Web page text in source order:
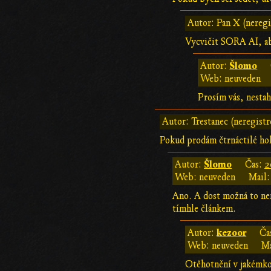
Autor: Pan X
Vycvičit SORA AI,
Autor: Šlomo
Web: neuveden
Prosím vás,
Autor: Trestanec
Pokud prodám čtrnáctilé
Autor: Šlomo Čas:
Web: neuveden
Mail:
Ano. A dost možná to
tímhle článkem.
Autor:kezoor
Web: neuveden
Otěhotnění v